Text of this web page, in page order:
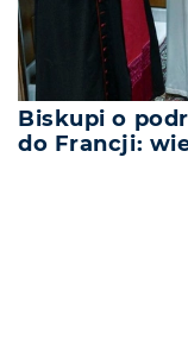
Biskupi o
do Francji: